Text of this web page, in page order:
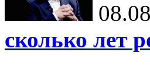
сколько лет